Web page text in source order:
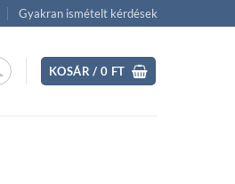
Gyakran ismételt kérdések
KOSÁR /0 FT